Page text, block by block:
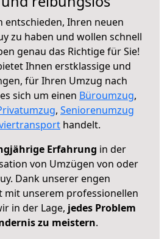
entschieden, Ihren neuen
zu haben und wollen schnell
genau das Richtige für Sie!
Ihnen erstklassige und
für Ihren Umzug nach
sich um einen Büroumzug,
, Seniorenumzug
handelt.
Erfahrung in der
von Umzügen von oder
Dank unserer engen
mit unserem professionellen
in der Lage, jedes Problem
zu meistern.